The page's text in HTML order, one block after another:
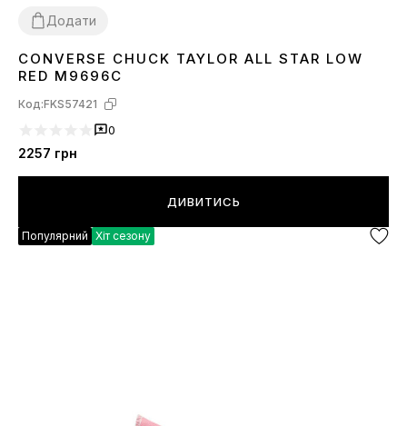
Додати
363839 4041 4243
CONVERSE CHUCK TAYLOR ALL STAR LOW
RED M9696C
Код:FKS57421
0
2257 грн
ДИВИТИСЬ
Популярний Хіт сезону